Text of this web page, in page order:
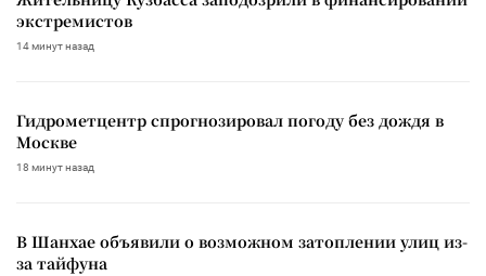
экстремистов
14 минут назад
Гидрометцентр спрогнозировал погоду без дождя в
Москве
18 минут назад
В Шанхае объявили о возможном затоплении улиц из-
за тайфуна